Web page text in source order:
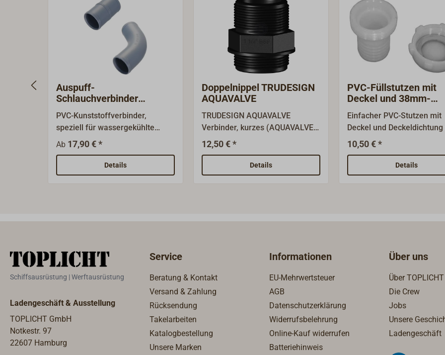
Auspuff-
Schlauchverbinder
gerade/60° VETUS
PVC-Kunststoffverbinder,
speziell für wassergekühlte
Auspuffschläuche.Auch gut
geeignet um vorhandene intakte
Schläuche mit neuen
Auspuffkomponenten zu
Ab 17,90 € *
Details
Doppelnippel TRUDESIGN
AQUAVALVE
TRUDESIGN AQUAVALVE
Verbinder, kurzes (AQUAVALVE)
1 1/2" BSP Außengewinde auf
"normales" 1 1/2" BSP
Außengewinde.TRUDESIGN ist
der Weltmarktführer in Fittingen
glasfaserverstärkten Polyamid
Festigkeit, temperaturbeständig
-40° bis 80°, öl- und
chemikalienbeständig, geringes
korrosionsbeständig, elektrisch
nicht leitend, daher besonders
12,50 € *
Details
PVC-Füllstutzen mit
Deckel und 38mm-
Schlauchanschluss
Einfacher PVC-Stutzen mit
Deckel und Deckeldichtung
Gummi. Schlauchanschluss
Schläuche mit einem
Innendurchmesser von 38
Praktisch, wenn eine
10,50 € *
Details
Schiffsausrüstung | Werftausrüstung
Ladengeschäft & Ausstellung
TOPLICHT GmbH
Notkestr. 97
22607 Hamburg
Service
Beratung & Kontakt
Versand & Zahlung
Rücksendung
Takelarbeiten
Katalogbestellung
Unsere Marken
Informationen
EU-Mehrwertsteuer
AGB
Datenschutzerklärung
Widerrufsbelehrung
Online-Kauf widerrufen
Batteriehinweis
Über uns
Über TOPLICHT
Die Crew
Jobs
Unsere
Ladengeschäft